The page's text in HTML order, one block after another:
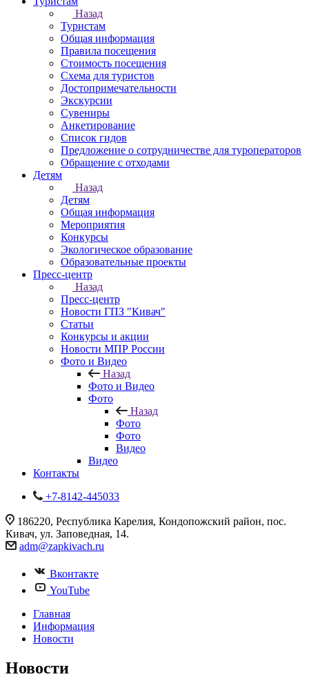
Назад
Туристам
Общая информация
Правила посещения
Стоимость посещения
Схема для туристов
Достопримечательности
Экскурсии
Сувениры
Анкетирование
Список гидов
Предложение о сотрудничестве для туроператоров
Обращение с отходами
Детям
Назад
Детям
Общая информация
Мероприятия
Конкурсы
Экологическое образование
Образовательные проекты
Пресс-центр
Назад
Пресс-центр
Новости ГПЗ "Кивач"
Статьи
Конкурсы и акции
Новости МПР России
Фото и Видео
Назад
Фото и Видео
Фото
Назад
Фото
Фото
Видео
Видео
Контакты
+7-8142-445033
186220, Республика Карелия, Кондопожский район, пос.
Кивач, ул. Заповедная, 14.
adm@zapkivach.ru
Вконтакте
YouTube
Главная
Информация
Новости
Новости